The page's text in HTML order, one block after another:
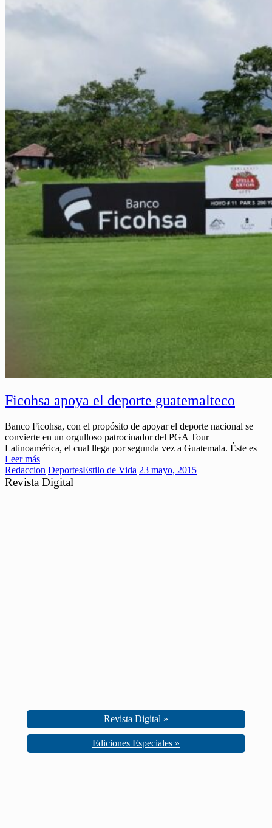
Ficohsa apoya el deporte guatemalteco
Banco Ficohsa, con el propósito de apoyar el deporte nacional se
convierte en un orgulloso patrocinador del PGA Tour
Latinoamérica, el cual llega por segunda vez a Guatemala. Éste es
Leer más
Redaccion DeportesEstilo de Vida 23 mayo, 2015
Revista Digital
Revista Digital »
Ediciones Especiales »